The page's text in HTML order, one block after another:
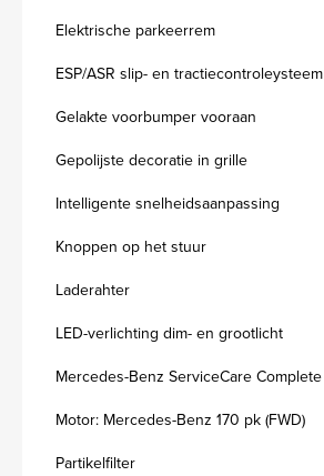
Elektrische parkeerrem
ESP/ASR slip- en tractiecontroleysteem
Gelakte voorbumper vooraan
Gepolijste decoratie in grille
Intelligente snelheidsaanpassing
Knoppen op het stuur
Laderahter
LED-verlichting dim- en grootlicht
Mercedes-Benz ServiceCare Complete
Motor: Mercedes-Benz 170 pk (FWD)
Partikelfilter